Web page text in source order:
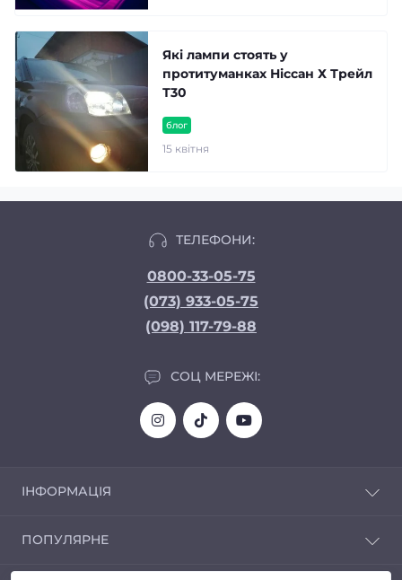
блог
15 квітня
Які лампи стоять у
протитуманках Ніссан Х Трейл
Т30
ТЕЛЕФОНИ:
0800-33-05-75
(073) 933-05-75
(098) 117-79-88
СОЦ МЕРЕЖІ:
ІНФОРМАЦІЯ
Про магазин
Політика конфіденційності
ПОПУЛЯРНЕ
Автозвук